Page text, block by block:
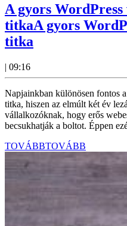
A gyors WordPress
titkaA gyors
titka
| 09:16
Napjainkban különösen fontos
titka, hiszen az elmúlt két év
vállalkozóknak, hogy erős
becsukhatják a boltot. Éppen
TOVÁBBTOVÁBB